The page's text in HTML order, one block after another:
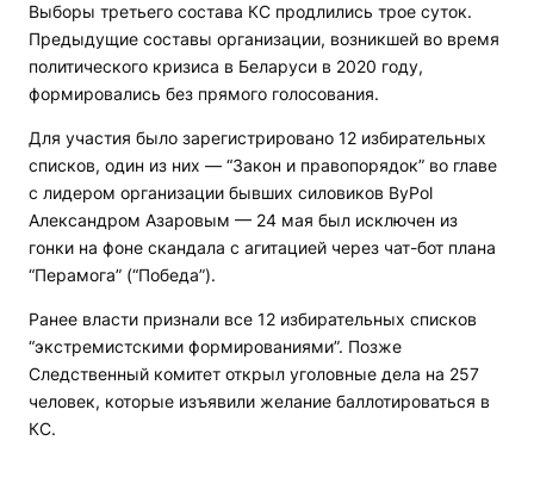
Выборы третьего состава КС продлились трое суток.
Предыдущие составы организации, возникшей во время
политического кризиса в Беларуси в 2020 году,
формировались без прямого голосования.
Для участия было зарегистрировано 12 избирательных
списков, один из них — “Закон и правопорядок” во главе
с лидером организации бывших силовиков ByPol
Александром Азаровым — 24 мая был исключен из
гонки на фоне скандала с агитацией через чат-бот плана
“Перамога” (“Победа”).
Ранее власти признали все 12 избирательных списков
“экстремистскими формированиями”. Позже
Следственный комитет открыл уголовные дела на 257
человек, которые изъявили желание баллотироваться в
КС.